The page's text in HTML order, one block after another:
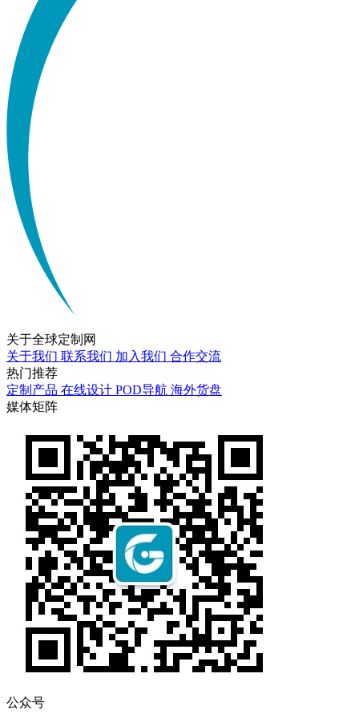
关于全球定制网
关于我们 联系我们 加入我们 合作交流
热门推荐
定制产品 在线设计 POD导航 海外货盘
媒体矩阵
公众号